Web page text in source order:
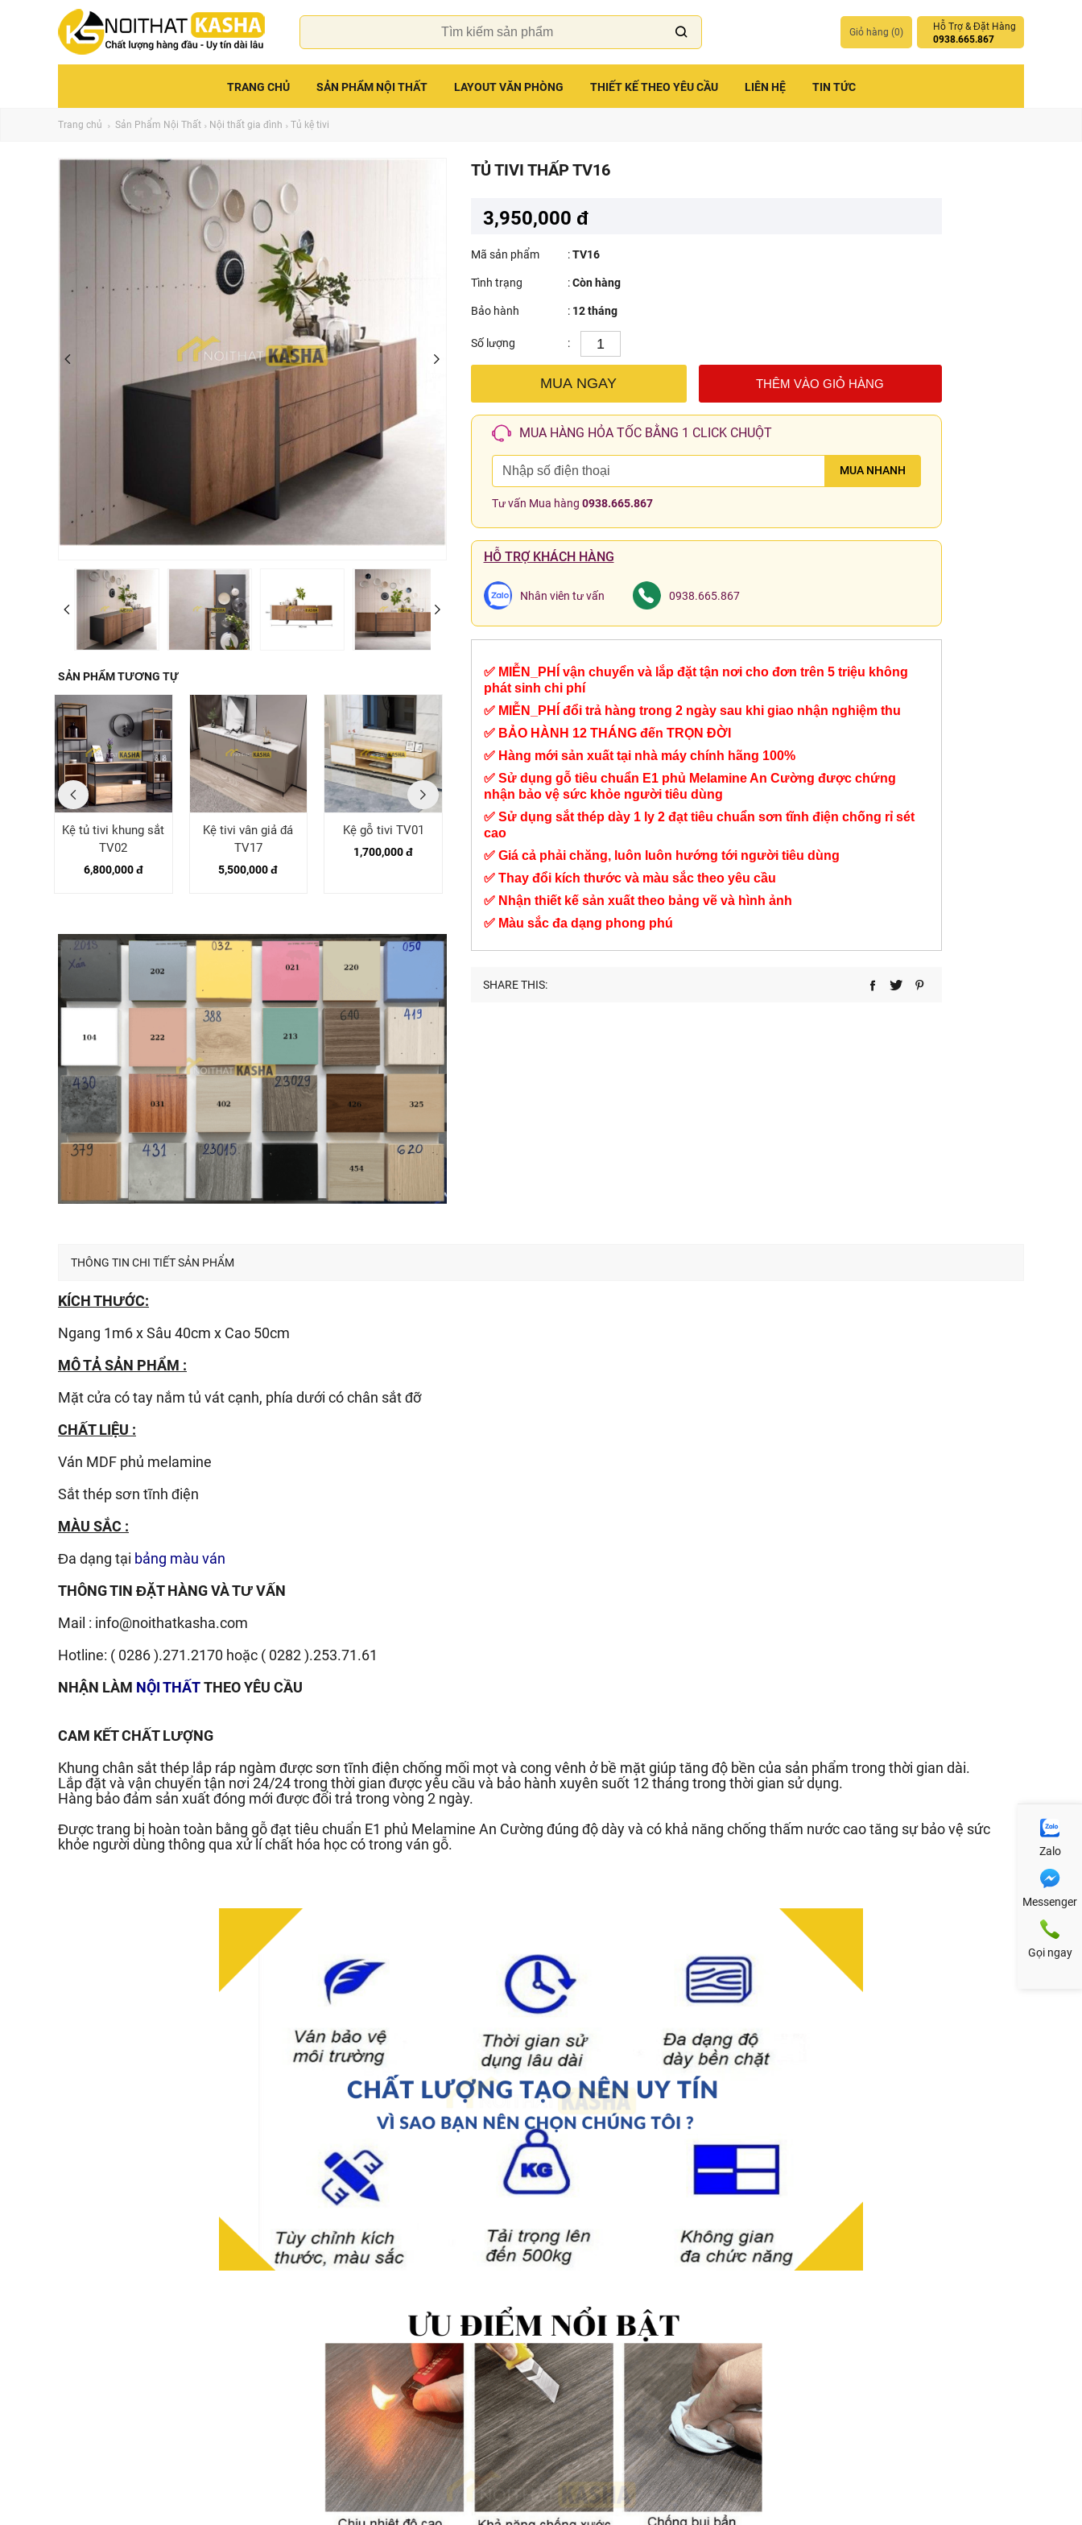
Giỏ hàng (0)
Hỗ Trợ & Đặt Hàng
0938.665.867
TRANG CHỦ SẢN PHẨM NỘI THẤT LAYOUT VĂN PHÒNG THIẾT KẾ THEO YÊU CẦU LIÊN HỆ TIN TỨC
Trang chủ Sản Phẩm Nội Thất Nội thất gia đình Tủ kệ tivi
SẢN PHẨM TƯƠNG TỰ
Kệ tủ tivi khung sắt
TV02
6,800,000 đ
Kệ tivi vân giả đá
TV17
5,500,000 đ
Kệ gỗ tivi TV01
1,700,000 đ
Tủ kệ tivi TV05
Liên hệ 4,200,000 đ
TV06
1,900,000 đ
TỦ TIVI THẤP TV16
3,950,000 đ
Mã sản phẩm :TV16
Tình trạng :Còn hàng
Bảo hành : 12 tháng
Số lượng :
MUA NGAY THÊM VÀO GIỎ HÀNG
MUA HÀNG HỎA TỐC BẰNG 1 CLICK CHUỘT
MUA NHANH
Tư vấn Mua hàng 0938.665.867
HỖ TRỢ KHÁCH HÀNG
Nhân viên tư vấn 0938.665.867
✅ MIỄN_PHÍ vận chuyển và lắp đặt tận nơi cho đơn trên 5 triệu không
phát sinh chi phí
✅ MIỄN_PHÍ đổi trả hàng trong 2 ngày sau khi giao nhận nghiệm thu
✅ BẢO HÀNH 12 THÁNG đến TRỌN ĐỜI
✅ Hàng mới sản xuất tại nhà máy chính hãng 100%
✅ Sử dụng gỗ tiêu chuẩn E1 phủ Melamine An Cường được chứng
nhận bảo vệ sức khỏe người tiêu dùng
✅ Sử dụng sắt thép dày 1 ly 2 đạt tiêu chuẩn sơn tĩnh điện chống rỉ sét
cao
✅ Giá cả phải chăng, luôn luôn hướng tới người tiêu dùng
✅ Thay đổi kích thước và màu sắc theo yêu cầu
✅ Nhận thiết kế sản xuất theo bảng vẽ và hình ảnh
✅ Màu sắc đa dạng phong phú
SHARE THIS:
THÔNG TIN CHI TIẾT SẢN PHẨM
KÍCH THƯỚC:
Ngang 1m6 x Sâu 40cm x Cao 50cm
MÔ TẢ SẢN PHẨM :
Mặt cửa có tay nắm tủ vát cạnh, phía dưới có chân sắt đỡ
CHẤT LIỆU :
Ván MDF phủ melamine
Sắt thép sơn tĩnh điện
MÀU SẮC :
Đa dạng tại bảng màu ván
THÔNG TIN ĐẶT HÀNG VÀ TƯ VẤN
Mail : info@noithatkasha.com
Hotline: ( 0286 ).271.2170 hoặc ( 0282 ).253.71.61
NHẬN LÀM NỘI THẤTTHEO YÊU CẦU
CAM KẾT CHẤT LƯỢNG
Khung chân sắt thép lắp ráp ngàm được sơn tĩnh điện chống mối mọt và cong vênh ở bề mặt giúp tăng độ bền của sản phẩm trong thời gian dài.
Lắp đặt và vận chuyển tận nơi 24/24 trong thời gian được yêu cầu và bảo hành xuyên suốt 12 tháng trong thời gian sử dụng.
Hàng bảo đảm sản xuất đóng mới được đổi trả trong vòng 2 ngày.
Được trang bị hoàn toàn bằng gỗ đạt tiêu chuẩn E1 phủ Melamine An Cường đúng độ dày và có khả năng chống thấm nước cao tăng sự bảo vệ sức
khỏe người dùng thông qua xử lí chất hóa học có trong ván gỗ.
Zalo
Messenger
Gọi ngay